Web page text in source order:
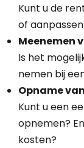
Kunt u de
of
Meenemen
Is het
nemen bij
Opname
Kunt u een
opnemen?
kosten?